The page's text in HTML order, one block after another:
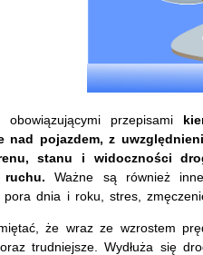
przepisami
nad pojazdem, z
stanu i widoczności
ruchu. Ważne są również
pora dnia i roku, stres,
że wraz ze wzrostem
trudniejsze. Wydłuża się